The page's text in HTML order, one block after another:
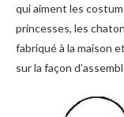
qui aiment les
princesses, les
fabriqué à la maison
sur la façon